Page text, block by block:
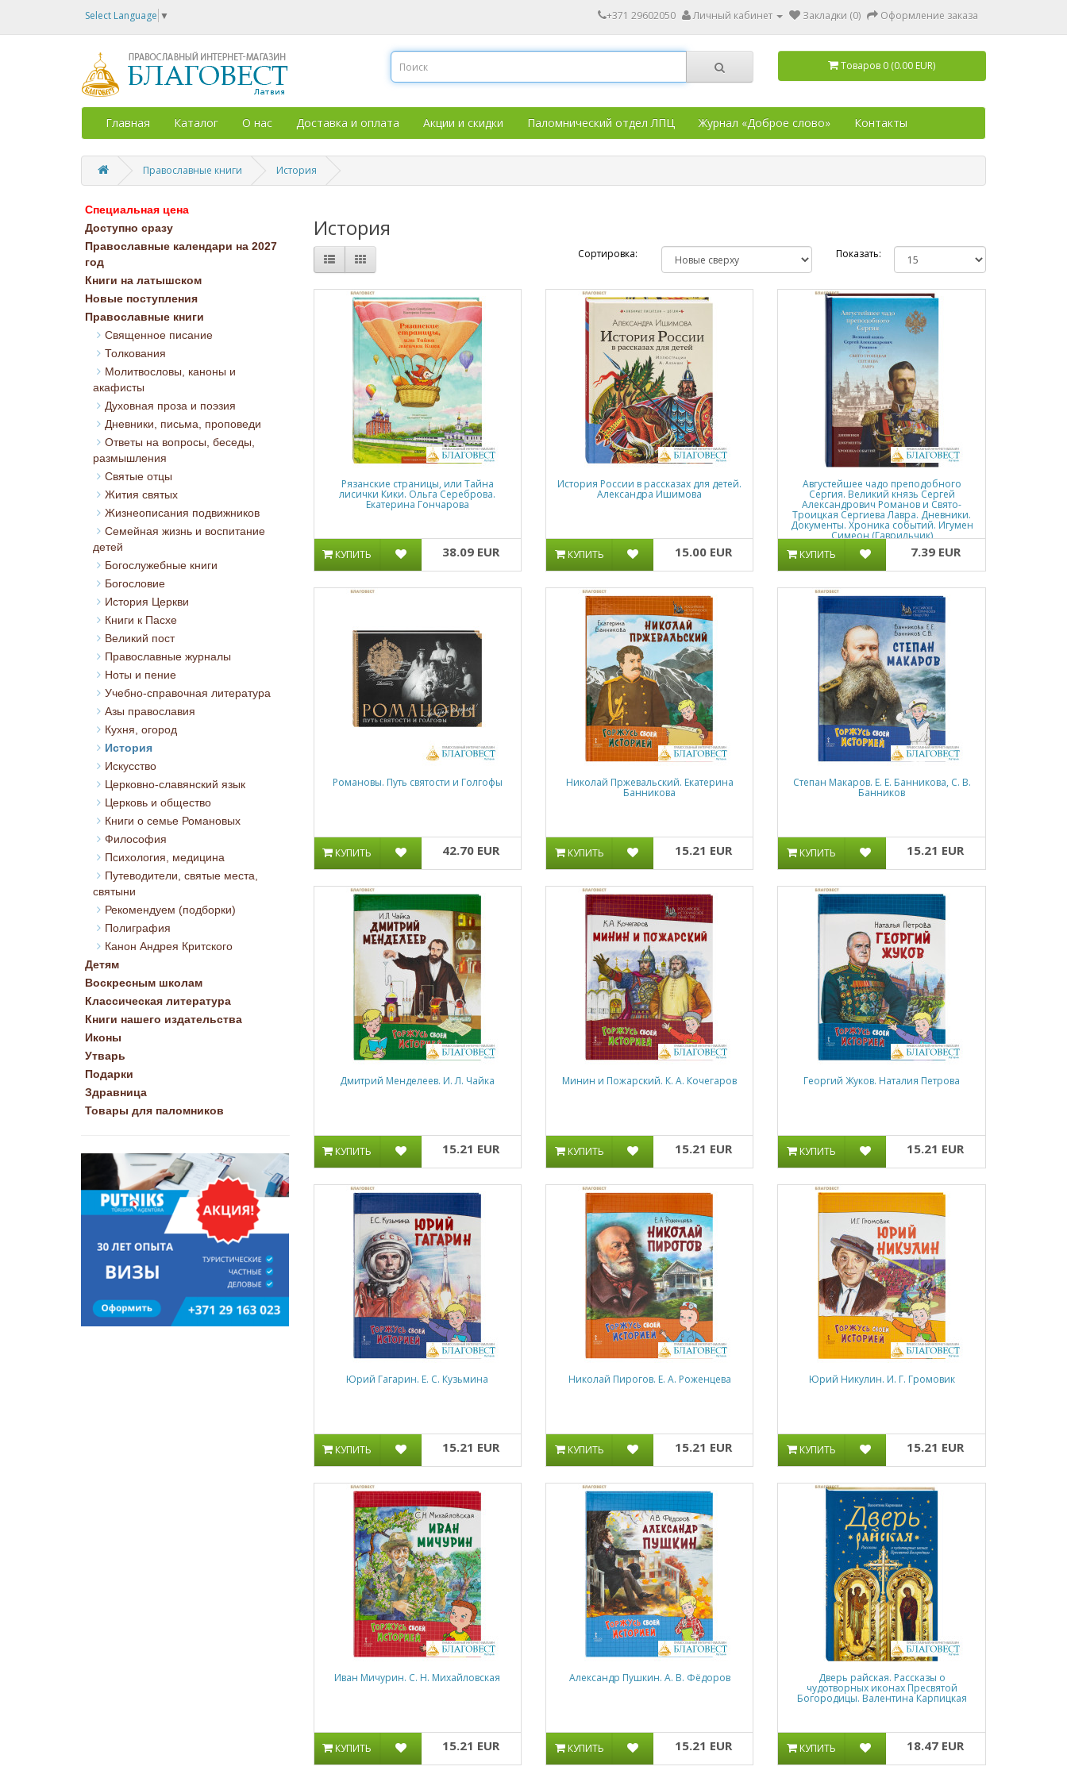
Select Language ▼ +371 29602050 Личный кабинет Закладки (0) Оформление заказа
Товаров 0 (0.00 EUR)
Главная Каталог О нас Доставка и оплата Акции и скидки Паломнический отдел ЛПЦ Журнал «Доброе слово» Контакты
Православные книги История
Специальная цена
Доступно сразу
Православные календари на 2027
год
Книги на латышском
Новые поступления
Православные книги
Священное писание
Толкования
Молитвословы, каноны и
акафисты
Духовная проза и поэзия
Дневники, письма, проповеди
Ответы на вопросы, беседы,
размышления
Святые отцы
Жития святых
Жизнеописания подвижников
Семейная жизнь и воспитание
детей
Богослужебные книги
Богословие
История Церкви
Книги к Пасхе
Великий пост
Православные журналы
Ноты и пение
Учебно-справочная литература
Азы православия
Кухня, огород
История
Искусство
Церковно-славянский язык
Церковь и общество
Книги о семье Романовых
Философия
Психология, медицина
Путеводители, святые места,
святыни
Рекомендуем (подборки)
Полиграфия
Канон Андрея Критского
Детям
Воскресным школам
Классическая литература
Книги нашего издательства
Иконы
Утварь
Подарки
Здравница
Товары для паломников
История
Сортировка: Показать:
Рязанские страницы, или Тайна
лисички Кики. Ольга Сереброва.
Екатерина Гончарова
КУПИТЬ 38.09 EUR
История России в рассказах для детей.
Александра Ишимова
КУПИТЬ 15.00 EUR
Августейшее чадо преподобного
Сергия. Великий князь Сергей
Александрович Романов и Свято-
Троицкая Сергиева Лавра. Дневники.
Документы. Хроника событий. Игумен
Симеон (Гаврильчик)
КУПИТЬ
7.39 EUR
Романовы. Путь святости и Голгофы
КУПИТЬ 42.70 EUR
Николай Пржевальский. Екатерина
Банникова
КУПИТЬ 15.21 EUR
Степан Макаров. Е. Е. Банникова, С. В.
Банников
КУПИТЬ 15.21 EUR
Дмитрий Менделеев. И. Л. Чайка
КУПИТЬ 15.21 EUR
Минин и Пожарский. К. А. Кочегаров
КУПИТЬ 15.21 EUR
Георгий Жуков. Наталия Петрова
КУПИТЬ 15.21 EUR
Юрий Гагарин. Е. С. Кузьмина
КУПИТЬ 15.21 EUR
Николай Пирогов. Е. А. Роженцева
КУПИТЬ 15.21 EUR
Юрий Никулин. И. Г. Громовик
КУПИТЬ 15.21 EUR
Иван Мичурин. С. Н. Михайловская
КУПИТЬ 15.21 EUR
Александр Пушкин. А. В. Фёдоров
КУПИТЬ 15.21 EUR
Дверь райская. Рассказы о
чудотворных иконах Пресвятой
Богородицы. Валентина Карпицкая
КУПИТЬ 18.47 EUR